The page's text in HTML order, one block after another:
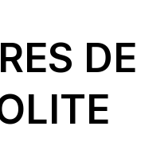
DE